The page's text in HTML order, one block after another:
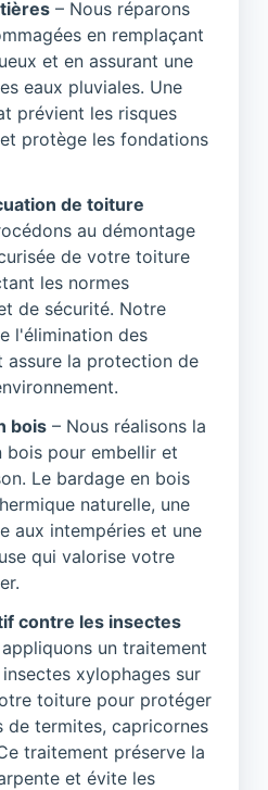
– Nous réparons
en remplaçant
et en assurant une
eaux pluviales. Une
prévient les risques
protège les fondations
de toiture
au démontage
de votre toiture
les normes
de sécurité. Notre
l'élimination des
assure la protection de
bois – Nous réalisons la
bois pour embellir et
Le bardage en bois
naturelle, une
aux intempéries et une
qui valorise votre
contre les insectes
un traitement
xylophages sur
toiture pour protéger
de termites, capricornes
traitement préserve la
et évite les